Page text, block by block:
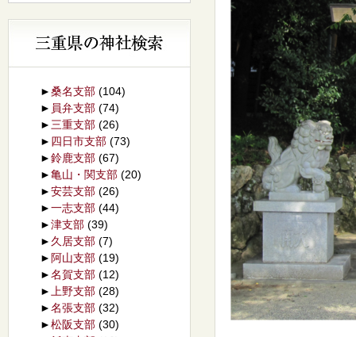
►桑名支部 (104)
► 員弁支部 (74)
► 三重支部 (26)
► 四日市支部 (73)
►鈴鹿支部 (67)
►亀山・関支部 (20)
►安芸支部 (26)
►一志支部 (44)
►津支部 (39)
► 久居支部 (7)
► 阿山支部 (19)
►名賀支部 (12)
►
上野支部 (28)
►名張支部 (32)
►松阪支部 (30)